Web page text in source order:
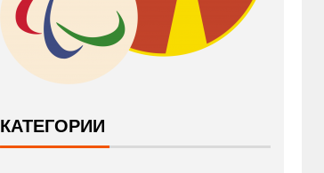
КАТЕГОРИИ